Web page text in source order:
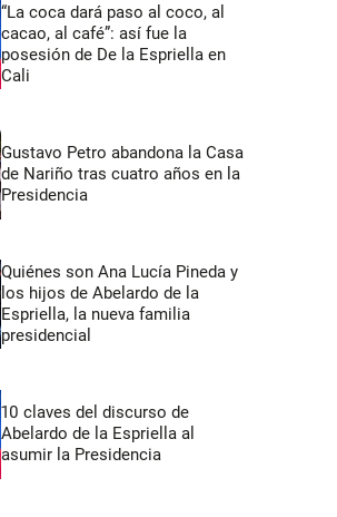
“La coca dará paso al coco, al
cacao, al café”: así fue la
posesión de De la Espriella en
Cali
Gustavo Petro abandona la Casa
de Nariño tras cuatro años en la
Presidencia
Quiénes son Ana Lucía Pineda y
los hijos de Abelardo de la
Espriella, la nueva familia
presidencial
10 claves del discurso de
Abelardo de la Espriella al
asumir la Presidencia